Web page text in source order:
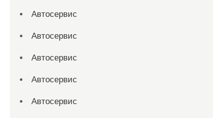
Автосервис
Автосервис
Автосервис
Автосервис
Автосервис